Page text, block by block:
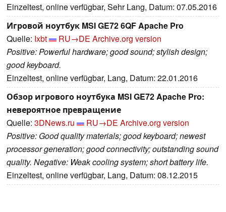
Einzeltest, online verfügbar, Sehr Lang, Datum: 07.05.2016
Игровой ноутбук MSI GE72 6QF Apache Pro
Quelle: Ixbt RU→DE Archive.org version
Positive: Powerful hardware; good sound; stylish design;
good keyboard.
Einzeltest, online verfügbar, Lang, Datum: 22.01.2016
Обзор игрового ноутбука MSI GE72 Apache Pro:
невероятное превращение
Quelle: 3DNews.ru RU→DE Archive.org version
Positive: Good quality materials; good keyboard; newest
processor generation; good connectivity; outstanding sound
quality. Negative: Weak cooling system; short battery life.
Einzeltest, online verfügbar, Lang, Datum: 08.12.2015